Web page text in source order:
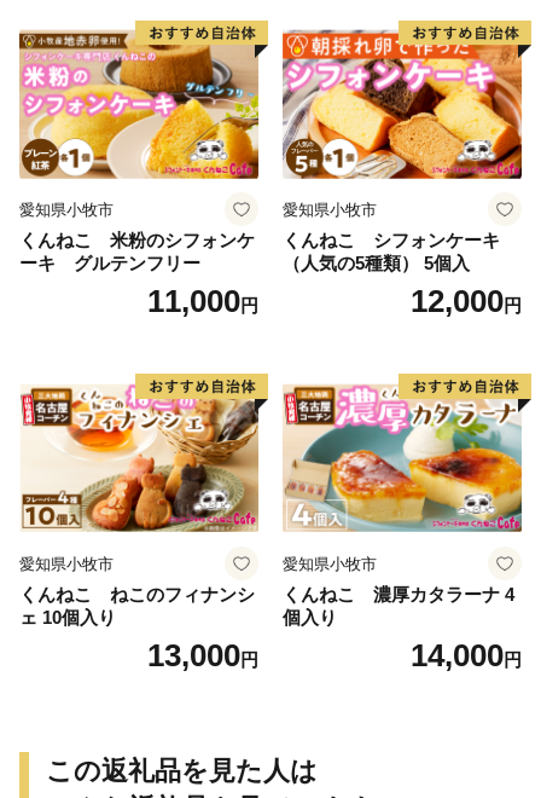
レーション ホールケーキ 日
時指定可
デコレーションケーキ ホー
ルケーキ 人形 かわいい こど
も
愛知県小牧市
くんねこ 米粉のシフォンケ
ーキ グルテンフリー
11,000円
愛知県小牧市
くんねこ シフォンケーキ
（人気の5種類） 5個入
12,000円
愛知県小牧市
くんねこ ねこのフィナンシ
ェ 10個入り
13,000円
愛知県小牧市
くんねこ 濃厚カタラーナ 4
個入り
14,000円
この返礼品を見た人は